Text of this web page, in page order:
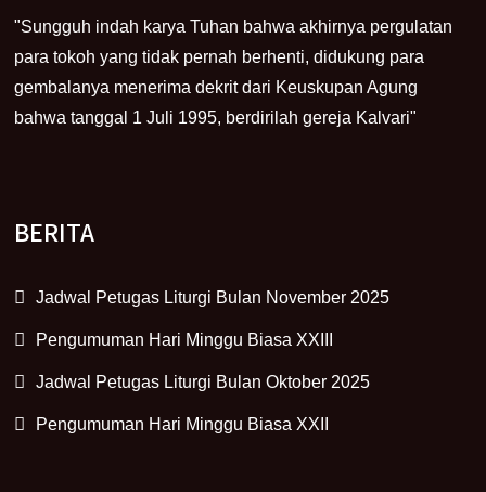
"Sungguh indah karya Tuhan bahwa akhirnya pergulatan
para tokoh yang tidak pernah berhenti, didukung para
gembalanya menerima dekrit dari Keuskupan Agung
bahwa tanggal 1 Juli 1995, berdirilah gereja Kalvari"
BERITA
Jadwal Petugas Liturgi Bulan November 2025
Pengumuman Hari Minggu Biasa XXIII
Jadwal Petugas Liturgi Bulan Oktober 2025
Pengumuman Hari Minggu Biasa XXII